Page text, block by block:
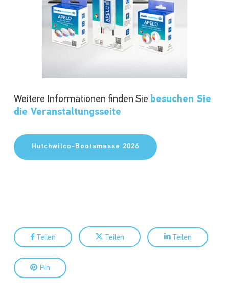
Weitere Informationen finden Sie besuchen Sie
die Veranstaltungsseite
Hutchwilco-Bootsmesse 2026
Teilen Teilen Teilen
Pin